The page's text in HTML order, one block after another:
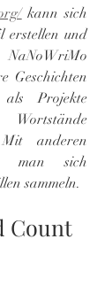
kann sich
erstellen und
Geschichten
Projekte
anderen
man sich
sammeln.
Count